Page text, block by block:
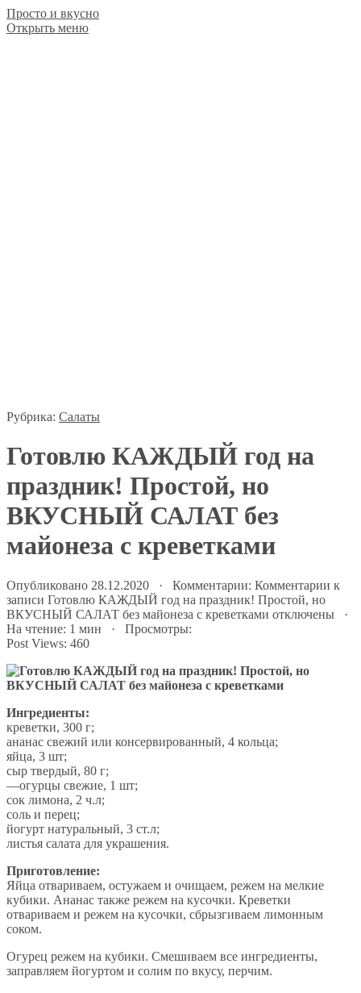
Просто и вкусно
Открыть меню
Рубрика: Салаты
Готовлю КАЖДЫЙ год на
праздник! Простой, но
ВКУСНЫЙ САЛАТ без
майонеза с креветками
Опубликовано 28.12.2020 · Комментарии: Комментарии к
записи Готовлю КАЖДЫЙ год на праздник! Простой, но
ВКУСНЫЙ САЛАТ без майонеза с креветками отключены ·
На чтение: 1 мин · Просмотры:
Post Views: 460
Ингредиенты:
креветки, 300 г;
ананас свежий или консервированный, 4 кольца;
яйца, 3 шт;
сыр твердый, 80 г;
—огурцы свежие, 1 шт;
сок лимона, 2 ч.л;
соль и перец;
йогурт натуральный, 3 ст.л;
листья салата для украшения.
Приготовление:
Яйца отвариваем, остужаем и очищаем, режем на мелкие
кубики. Ананас также режем на кусочки. Креветки
отвариваем и режем на кусочки, сбрызгиваем лимонным
соком.
Огурец режем на кубики. Смешиваем все ингредиенты,
заправляем йогуртом и солим по вкусу, перчим.